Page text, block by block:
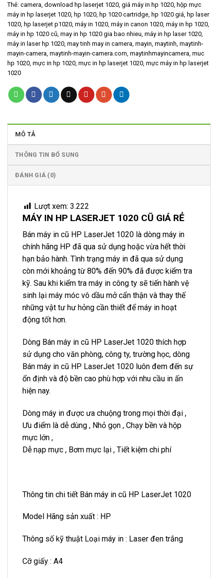
Thẻ: camera download hp laserjet 1020 giá máy in hp 1020 hộp mực
máy in hp laserjet 1020 hp 1020 hp 1020 cartridge hp 1020 giá hp laser
1020 hp laserjet p1020 máy in 1020 máy in canon 1020 máy in hp 1020
máy in hp 1020 cũ may in hp 1020 gia bao nhieu máy in hp laser 1020
máy in laser hp 1020 may tinh may in camera mayin maytinh maytinh-
mayin-camera maytinh-mayin-camera.com maytinhmayincamera muc
hp 1020 mực in hp 1020 mực in hp laserjet 1020 mực máy in hp laserjet
1020
MÔ TẢ
THÔNG TIN BỔ SUNG
ĐÁNH GIÁ (0)
Lượt xem: 3.222
MÁY IN HP LASERJET 1020 CŨ GIÁ RẺ
Bán máy in cũ HP LaserJet 1020 là dòng máy in
chính hãng HP đã qua sử dụng hoặc vừa hết thời
hạn bảo hành. Tình trạng máy in đã qua sử dụng
còn mới khoảng từ 80% đến 90% đã được kiểm tra
kỹ. Sau khi kiểm tra máy in công ty sẽ tiến hành vệ
sinh lại máy móc vô dầu mở cẩn thận và thay thế
những vật tư hư hỏng cần thiết để máy in hoạt
động tốt hơn.
Dòng Bán máy in cũ HP LaserJet 1020 thích hợp
sử dụng cho văn phòng, công ty, trường học, dòng
Bán máy in cũ HP LaserJet 1020 luôn đem đến sự
ổn định và độ bền cao phù hợp với nhu cầu in ấn
hiện nay.
Dòng máy in được ưa chuộng trong mọi thời đại ,
Ưu điểm là dễ dùng , Nhỏ gọn , Chạy bền và hộp
mực lớn ,
Dễ nạp mực , Bơm mực lại , Tiết kiệm chi phí
Thông tin chi tiết Bán máy in cũ HP LaserJet 1020
Model Hãng sản xuất : HP
Thông số kỹ thuật Loại máy in : Laser đen trắng
Cỡ giấy : A4